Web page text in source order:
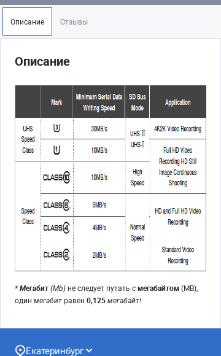
Описание Отзывы
Описание
* Мегабит(Mb) не следует путать смегабайтом(MB),
один мегабитравен 0,125мегабайт!
Екатеринбург